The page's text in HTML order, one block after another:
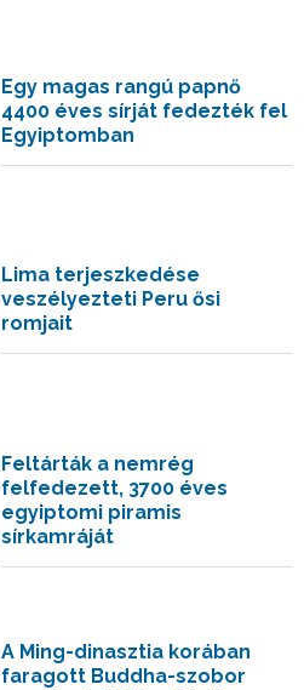
Egy magas rangú papnő
4400 éves sírját fedezték fel
Egyiptomban
Lima terjeszkedése
veszélyezteti Peru ősi
romjait
Feltárták a nemrég
felfedezett, 3700 éves
egyiptomi piramis
sírkamráját
A Ming-dinasztia korában
faragott Buddha-szobor